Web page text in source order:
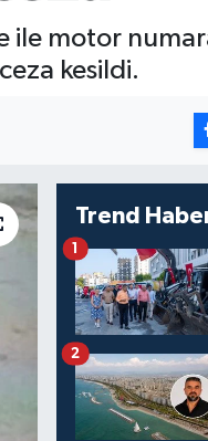
motor
kesildi.
Trend
1
2